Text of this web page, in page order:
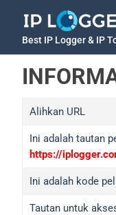
Best IP Logger & IP
Alihkan URL
Ini adalah tautan
https://
Ini adalah kode
Tautan untuk